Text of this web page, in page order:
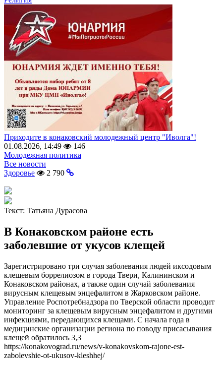
Приходите в конаковский молодежный центр "Иволга"!
01.08.2026, 14:49
146
Молодежная политика
Все новости
Здоровье
2 790
Текст: Татьяна Дурасова
В Конаковском районе есть
заболевшие от укусов клещей
Зарегистрировано три случая заболевания людей иксодовым
клещевым боррелиозом в города Твери, Калининском и
Конаковском районах, а также один случай заболевания
вирусным клещевым энцефалитом в Жарковском районе.
Управление Роспотребнадзора по Тверской области проводит
мониторинг за клещевым вирусным энцефалитом и другими
инфекциями, передающихся клещами. С начала года в
медицинские организации региона по поводу присасывания
клещей обратилось 3,3
https://konakovograd.ru/news/v-konakovskom-rajone-est-
zabolevshie-ot-ukusov-kleshhej/